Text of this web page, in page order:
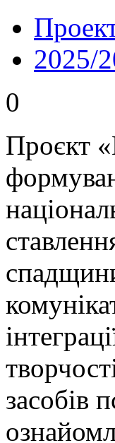
2025/
0
Проєкт
засобів